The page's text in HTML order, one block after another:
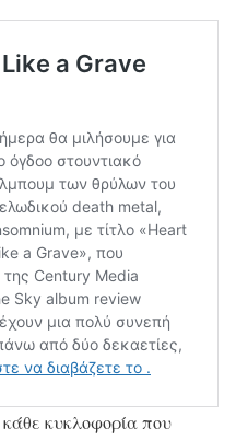
κάθε κυκλοφορίαπου